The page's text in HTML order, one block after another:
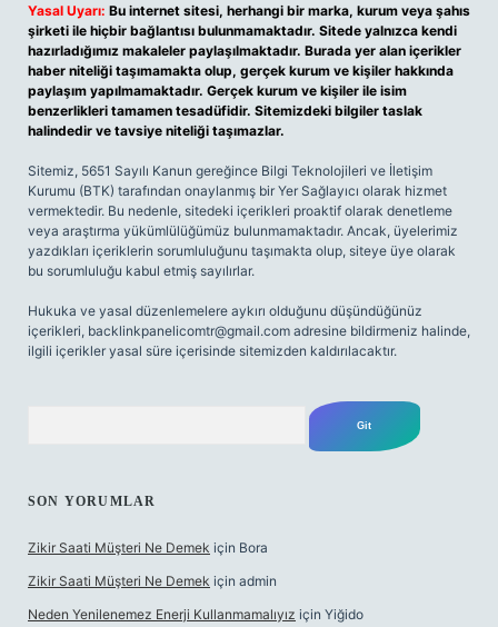
Yasal Uyarı: Bu internet sitesi, herhangi bir marka, kurum veya şahıs
şirketi ile hiçbir bağlantısı bulunmamaktadır. Sitede yalnızca kendi
hazırladığımız makaleler paylaşılmaktadır. Burada yer alan içerikler
haber niteliği taşımamakta olup, gerçek kurum ve kişiler hakkında
paylaşım yapılmamaktadır. Gerçek kurum ve kişiler ile isim
benzerlikleri tamamen tesadüfidir. Sitemizdeki bilgiler taslak
halindedir ve tavsiye niteliği taşımazlar.
Sitemiz, 5651 Sayılı Kanun gereğince Bilgi Teknolojileri ve İletişim
Kurumu (BTK) tarafından onaylanmış bir Yer Sağlayıcı olarak hizmet
vermektedir. Bu nedenle, sitedeki içerikleri proaktif olarak denetleme
veya araştırma yükümlülüğümüz bulunmamaktadır. Ancak, üyelerimiz
yazdıkları içeriklerin sorumluluğunu taşımakta olup, siteye üye olarak
bu sorumluluğu kabul etmiş sayılırlar.
Hukuka ve yasal düzenlemelere aykırı olduğunu düşündüğünüz
içerikleri, backlinkpanelicomtr@gmail.com adresine bildirmeniz halinde,
ilgili içerikler yasal süre içerisinde sitemizden kaldırılacaktır.
SON YORUMLAR
Zikir Saati Müşteri Ne Demek için Bora
Zikir Saati Müşteri Ne Demek için admin
Neden Yenilenemez Enerji Kullanmamalıyız için Yiğido